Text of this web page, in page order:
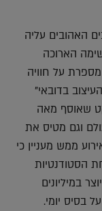
האהובים עליה
הארוכה
על חוויה
בדובאי"
שאוסף מאה
וגם מטיס את
ממש מעניין כי
הסטודנטיות
במיליונים
בסיס יומי.